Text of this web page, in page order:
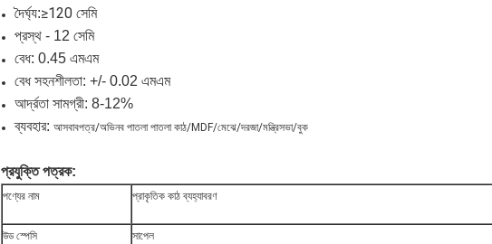
দৈর্ঘ্য:≥120 সেমি
প্রস্থ - 12 সেমি
বেধ: 0.45 এমএম
বেধ সহনশীলতা: +/- 0.02 এমএম
আর্দ্রতা সামগ্রী: 8-12%
ব্যবহার: আসবাবপত্র/অভিনব পাতলা পাতলা কাঠ/MDF/মেঝে/দরজা/মন্ত্রিসভা/বুক
প্রযুক্তি পত্রক:
পণ্যের নাম প্রাকৃতিক কাঠ ব্যহ্যাবরণ
উড স্পেসি সাপেল